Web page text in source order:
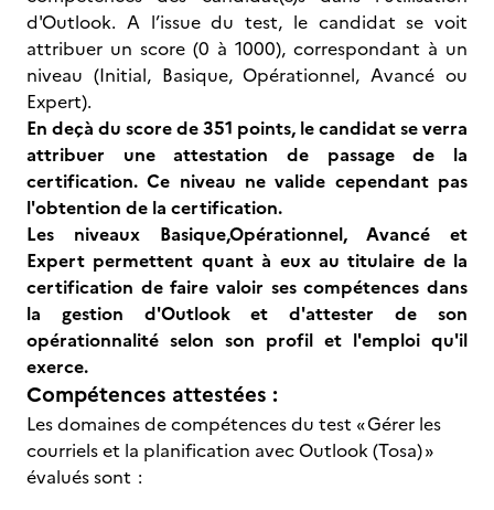
d'Outlook. A l’issue du test, le candidat se voit
attribuer un score (0 à 1000), correspondant à un
niveau (Initial, Basique, Opérationnel, Avancé ou
Expert).
En deçà du score de 351 points, le candidat se verra
attribuer une attestation de passage de la
certification. Ce niveau ne valide cependant pas
l'obtention de la certification.
Les niveaux Basique,Opérationnel, Avancé et
Expert permettent quant à eux au titulaire de la
certification de faire valoir ses compétences dans
la gestion d'Outlook et d'attester de son
opérationnalité selon son profil et l'emploi qu'il
exerce.
Compétences attestées :
Les domaines de compétences du test « Gérer les
courriels et la planification avec Outlook (Tosa) »
évalués sont :